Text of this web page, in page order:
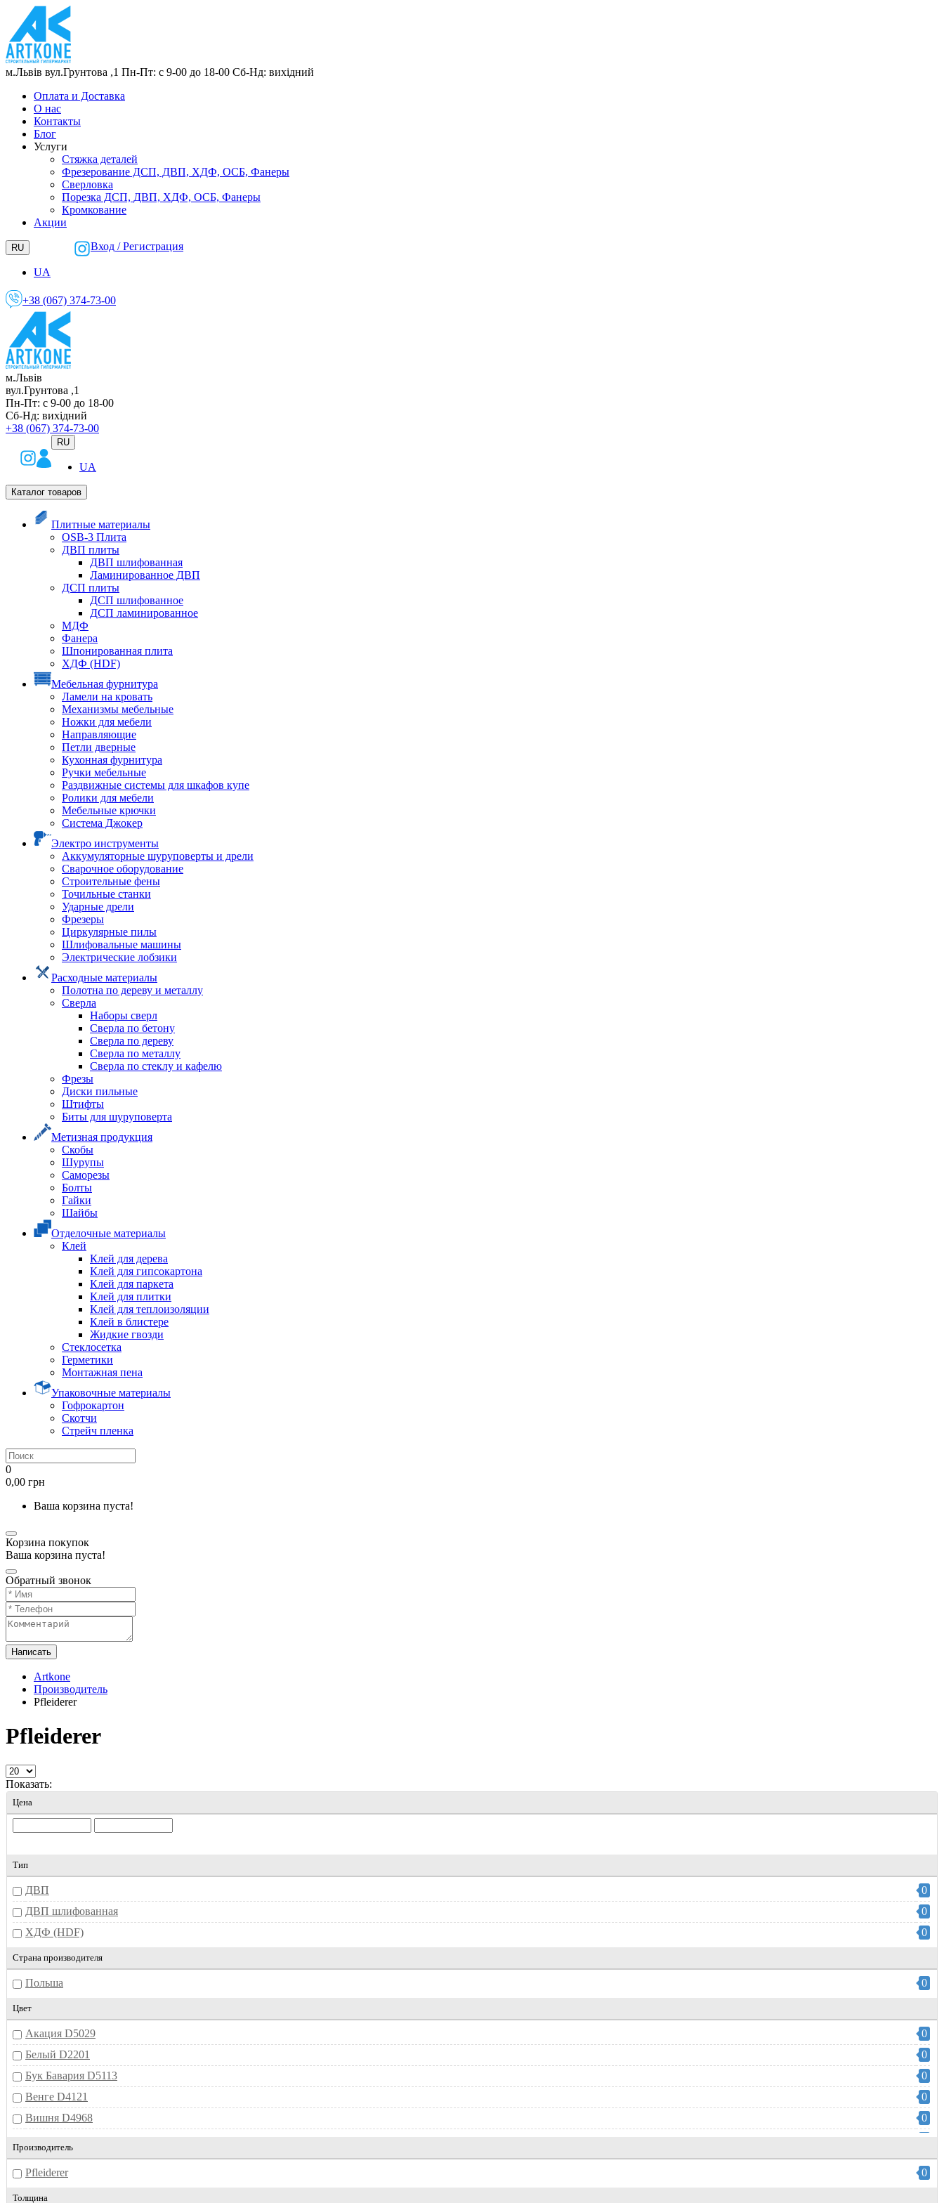
м.Львів вул.Грунтова ,1 Пн-Пт: с 9-00 до 18-00 Сб-Нд: вихідний
Оплата и Доставка
О нас
Контакты
Блог
Услуги
Стяжка деталей
Фрезерование ДСП, ДВП, ХДФ, ОСБ, Фанеры
Сверловка
Порезка ДСП, ДВП, ХДФ, ОСБ, Фанеры
Кромкование
Акции
RU
UA
Вход / Регистрация
+38 (067) 374-73-00
м.Львів
вул.Грунтова ,1
Пн-Пт: с 9-00 до 18-00
Сб-Нд: вихідний
+38 (067) 374-73-00
RU
UA
Каталог товаров
Плитные материалы
OSB-3 Плита
ДВП плиты
ДВП шлифованная
Ламинированное ДВП
ДСП плиты
ДСП шлифованное
ДСП ламинированное
МДФ
Фанера
Шпонированная плита
ХДФ (HDF)
Мебельная фурнитура
Ламели на кровать
Механизмы мебельные
Ножки для мебели
Направляющие
Петли дверные
Кухонная фурнитура
Ручки мебельные
Раздвижные системы для шкафов купе
Ролики для мебели
Мебельные крючки
Система Джокер
Электро инструменты
Аккумуляторные шуруповерты и дрели
Сварочное оборудование
Строительные фены
Точильные станки
Ударные дрели
Фрезеры
Циркулярные пилы
Шлифовальные машины
Электрические лобзики
Расходные материалы
Полотна по дереву и металлу
Сверла
Наборы сверл
Сверла по бетону
Сверла по дереву
Сверла по металлу
Сверла по стеклу и кафелю
Фрезы
Диски пильные
Штифты
Биты для шуруповерта
Метизная продукция
Скобы
Шурупы
Саморезы
Болты
Гайки
Шайбы
Отделочные материалы
Клей
Клей для дерева
Клей для гипсокартона
Клей для паркета
Клей для плитки
Клей для теплоизоляции
Клей в блистере
Жидкие гвозди
Стеклосетка
Герметики
Монтажная пена
Упаковочные материалы
Гофрокартон
Скотчи
Стрейч пленка
0
0,00 грн
Ваша корзина пуста!
Корзина покупок
Ваша корзина пуста!
Обратный звонок
Написать
Artkone
Производитель
Pfleiderer
Pfleiderer
Показать:
Цена
Тип
ДВП
0
ДВП шлифованная
0
ХДФ (HDF)
0
Страна производителя
Польша 0
Цвет
Акация D5029
0
Белый D2201
0
Бук Бавария D5113
0
Венге D4121
0
Вишня D4968
0
Дуб Сонома D4136
0
Дуб Сонома Трюфель D4131
0
Производитель
Pfleiderer 0
Толщина